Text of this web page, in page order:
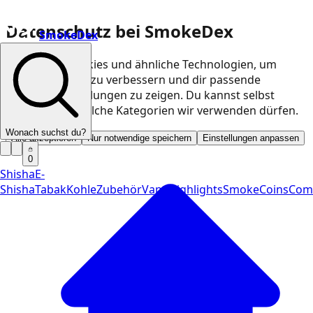
Datenschutz bei SmokeDex
Wir nutzen Cookies und ähnliche Technologien, um
unsere Website zu verbessern und dir passende
Produktempfehlungen zu zeigen. Du kannst selbst
entscheiden, welche Kategorien wir verwenden dürfen.
Alle akzeptieren Nur notwendige speichern Einstellungen anpassen
SmokeDex
Wonach suchst du?
0
ShishaE-
ShishaTabakKohleZubehörVapeHighlightsSmokeCoins